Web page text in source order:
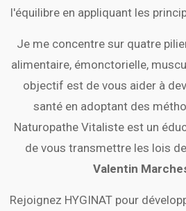
l'équilibre en appliquant les
Je me concentre sur quatre
alimentaire, émonctorielle,
objectif est de vous aider à
santé en adoptant des
Naturopathe Vitaliste est un
de vous transmettre les lois
Valentin
Rejoignez HYGINAT pour